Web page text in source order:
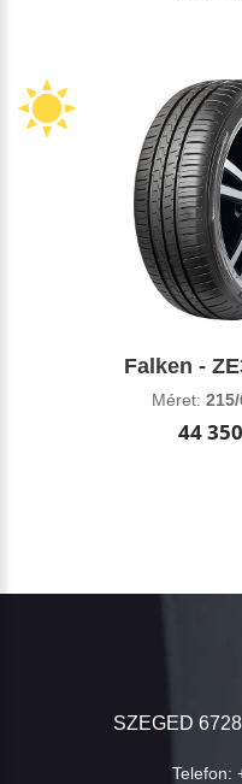
Falken -
Méret:
44
SZEGED
Telefon: